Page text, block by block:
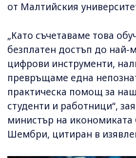
от Малтийския
„Като съчетаваме това
безплатен достъп до най-
цифрови инструменти,
превръщаме една
практическа помощ за
студенти и работници“,
министър на икономиката
Шембри, цитиран в